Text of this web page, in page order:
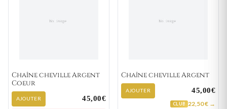
CHAÎNE DE CHEVILLE COEUR
Chaîne cheville Argent
Coeur
AJOUTER 45,00€
Chaîne cheville Argent
AJOUTER 45,00€
CLUB 22,50 € →